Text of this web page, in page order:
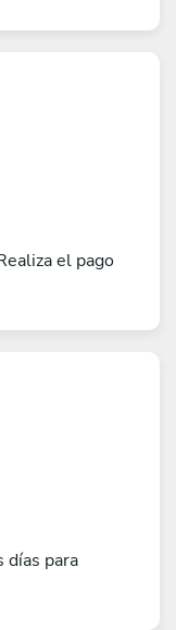
el pago
días para